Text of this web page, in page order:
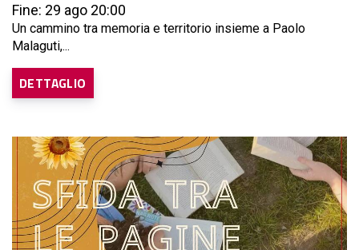
Fine: 29 ago 20:00
Un cammino tra memoria e territorio insieme a Paolo
Malaguti,...
DETTAGLIO